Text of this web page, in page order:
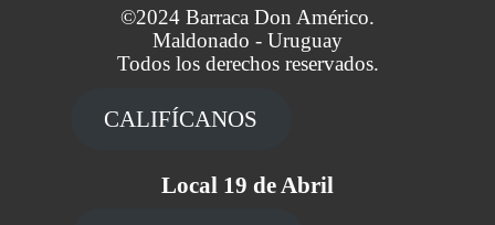
©2024 Barraca Don Américo.
Maldonado - Uruguay
Todos los derechos reservados.
CALIFÍCANOS
Local 19 de Abril